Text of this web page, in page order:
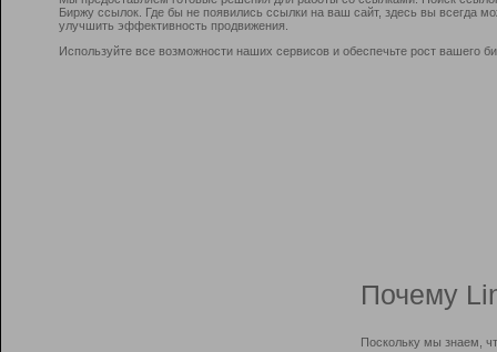
Биржу ссылок. Где бы не появились ссылки на ваш сайт, здесь вы всегда
улучшить эффективность продвижения.
Используйте все возможности наших сервисов и обеспечьте рост вашего
Почему
Поскольку мы знаем,